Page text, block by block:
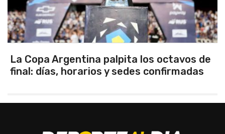
La Copa Argentina palpita los octavos de
final: días, horarios y sedes confirmadas